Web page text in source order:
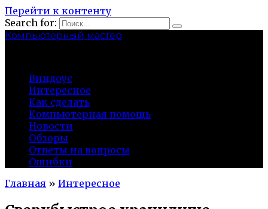
Перейти к контенту
Search for:
Компьютерный мастер
Виндоус
Интересное
Как сделать
Компьютерная помощь
Новости
Обзоры
Ответы на вопросы
Ошибки
Главная » Интересное